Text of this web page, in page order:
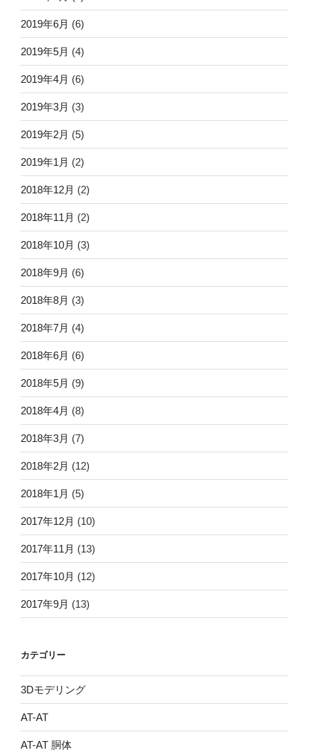
2019年6月 (6)
2019年5月 (4)
2019年4月 (6)
2019年3月 (3)
2019年2月 (5)
2019年1月 (2)
2018年12月 (2)
2018年11月 (2)
2018年10月 (3)
2018年9月 (6)
2018年8月 (3)
2018年7月 (4)
2018年6月 (6)
2018年5月 (9)
2018年4月 (8)
2018年3月 (7)
2018年2月 (12)
2018年1月 (5)
2017年12月 (10)
2017年11月 (13)
2017年10月 (12)
2017年9月 (13)
カテゴリー
3Dモデリング
AT-AT
AT-AT 胴体